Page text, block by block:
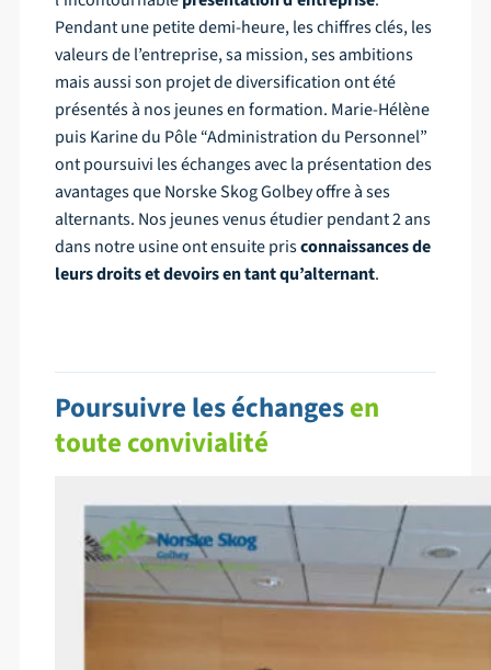
Pendant une petite demi-heure, les chiffres clés, les
valeurs de l’entreprise, sa mission, ses ambitions
mais aussi son projet de diversification ont été
présentés à nos jeunes en formation. Marie-Hélène
puis Karine du Pôle “Administration du Personnel”
ont poursuivi les échanges avec la présentation des
avantages que Norske Skog Golbey offre à ses
alternants. Nos jeunes venus étudier pendant 2 ans
dans notre usine ont ensuite prisconnaissances de
leurs droits et devoirs en tant qu’alternant.
Poursuivre les échangesen
toute convivialité